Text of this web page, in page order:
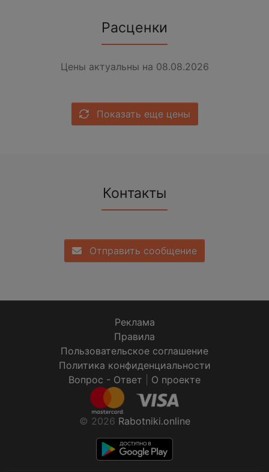
Расценки
Цены актуальны на 08.08.2026
Показать еще цены
Контакты
Отправить сообщение
Реклама
Правила
Пользовательское соглашение
Политика конфиденциальности
Вопрос - Ответ
О проекте
© 2026 Rabotniki.online